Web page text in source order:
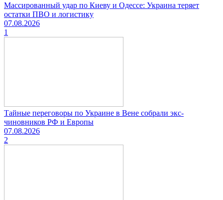
Массированный удар по Киеву и Одессе: Украина теряет
остатки ПВО и логистику
07.08.2026
1
Тайные переговоры по Украине в Вене собрали экс-
чиновников РФ и Европы
07.08.2026
2